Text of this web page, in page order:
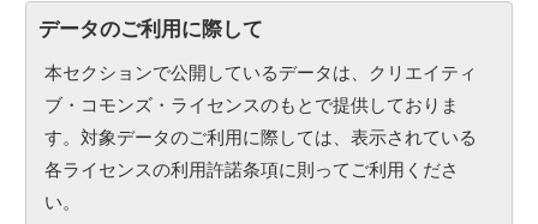
データのご利用に際して
本セクションで公開しているデータは、クリエイティ
ブ・コモンズ・ライセンスのもとで提供しておりま
す。対象データのご利用に際しては、表示されている
各ライセンスの利用許諾条項に則ってご利用くださ
い。